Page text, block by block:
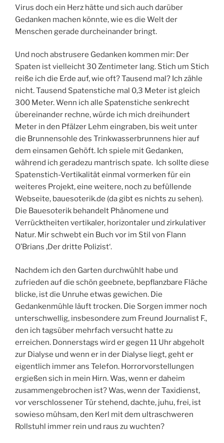
Virus doch ein Herz hätte und sich auch darüber
Gedanken machen könnte, wie es die Welt der
Menschen gerade durcheinander bringt.
Und noch abstrusere Gedanken kommen mir: Der
Spaten ist vielleicht 30 Zentimeter lang. Stich um Stich
reiße ich die Erde auf, wie oft? Tausend mal? Ich zähle
nicht. Tausend Spatenstiche mal 0,3 Meter ist gleich
300 Meter. Wenn ich alle Spatenstiche senkrecht
übereinander rechne, würde ich mich dreihundert
Meter in den Pfälzer Lehm eingraben, bis weit unter
die Brunnensohle des Trinkwasserbrunnens hier auf
dem einsamen Gehöft. Ich spiele mit Gedanken,
während ich geradezu mantrisch spate. Ich sollte diese
Spatenstich-Vertikalität einmal vormerken für ein
weiteres Projekt, eine weitere, noch zu befüllende
Webseite, bauesoterik.de (da gibt es nichts zu sehen).
Die Bauesoterik behandelt Phänomene und
Verrücktheiten vertikaler, horizontaler und zirkulativer
Natur. Mir schwebt ein Buch vor im Stil von Flann
O’Brians ‚Der dritte Polizist‘.
Nachdem ich den Garten durchwühlt habe und
zufrieden auf die schön geebnete, bepflanzbare Fläche
blicke, ist die Unruhe etwas gewichen. Die
Gedankenmühle läuft trocken. Die Sorgen immer noch
unterschwellig, insbesondere zum Freund Journalist F.,
den ich tagsüber mehrfach versucht hatte zu
erreichen. Donnerstags wird er gegen 11 Uhr abgeholt
zur Dialyse und wenn er in der Dialyse liegt, geht er
eigentlich immer ans Telefon. Horrorvorstellungen
ergießen sich in mein Hirn. Was, wenn er daheim
zusammengebrochen ist? Was, wenn der Taxidienst,
vor verschlossener Tür stehend, dachte, juhu, frei, ist
sowieso mühsam, den Kerl mit dem ultraschweren
Rollstuhl immer rein und raus zu wuchten?